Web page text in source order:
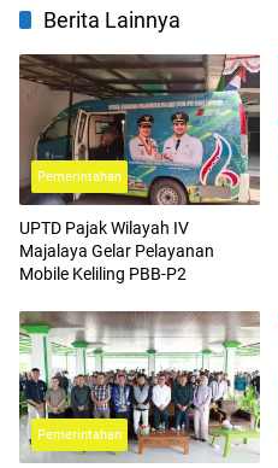
Berita Lainnya
Pemerintahan
UPTD Pajak Wilayah IV
Majalaya Gelar Pelayanan
Mobile Keliling PBB-P2
Pemerintahan